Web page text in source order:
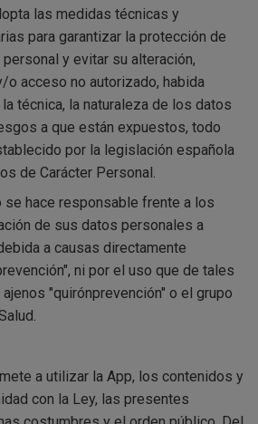
las medidas técnicas y
para garantizar la protección de
y evitar su alteración,
o acceso no autorizado, habida
técnica, la naturaleza de los datos
a que están expuestos, todo
por la legislación española
de Carácter Personal.
se hace responsable frente a los
de sus datos personales a
a causas directamente
ni por el uso que de tales
"quirónprevención" o el grupo
a utilizar la App, los contenidos y
con la Ley, las presentes